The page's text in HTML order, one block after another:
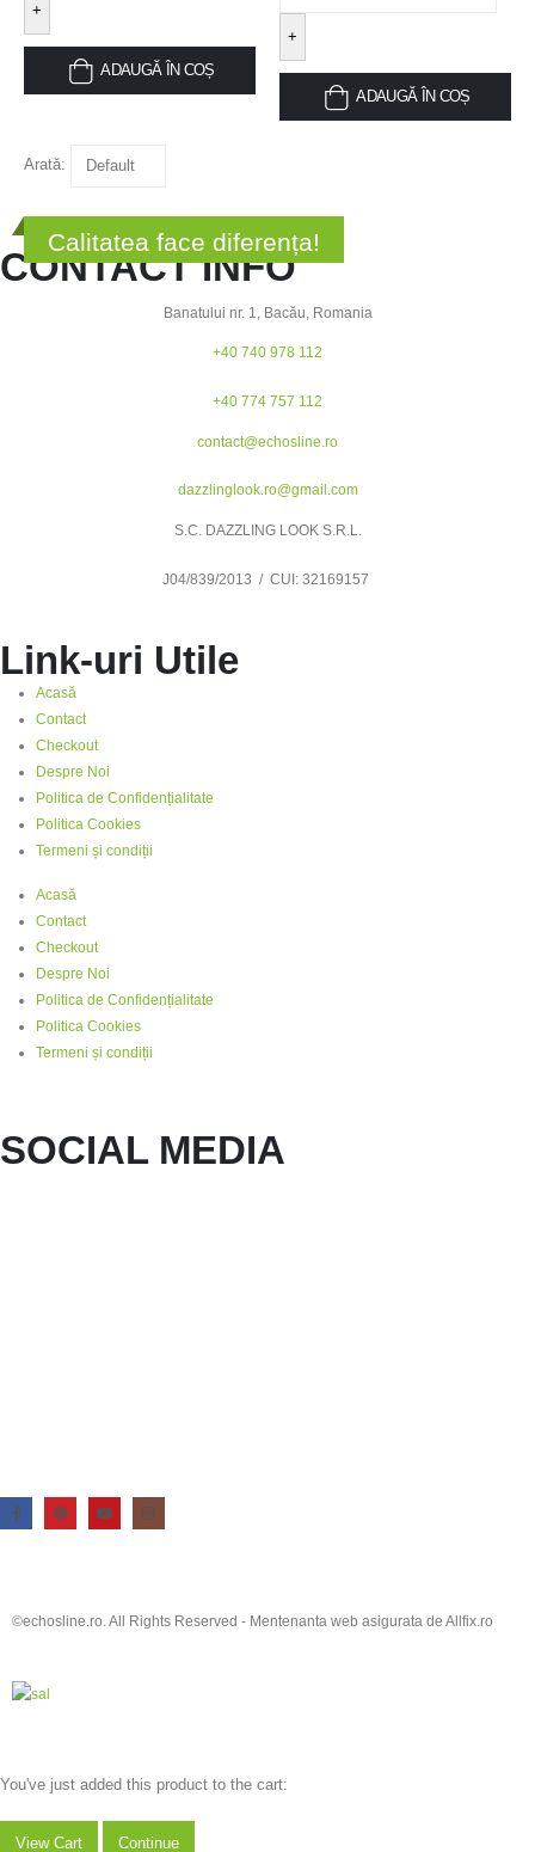
+
ADAUGĂ ÎN COȘ
+
ADAUGĂ ÎN COȘ
Arată:
Calitatea face diferența!
CONTACT INFO
Banatului nr. 1, Bacău, Romania
+40 740 978 112
+40 774 757 112
contact@echosline.ro
dazzlinglook.ro@gmail.com
S.C. DAZZLING LOOK S.R.L.
J04/839/2013 / CUI: 32169157
Link-uri Utile
Acasă
Contact
Checkout
Despre Noi
Politica de Confidențialitate
Politica Cookies
Termeni și condiții
Acasă
Contact
Checkout
Despre Noi
Politica de Confidențialitate
Politica Cookies
Termeni și condiții
SOCIAL MEDIA
©echosline.ro. All Rights Reserved - Mentenanta web asigurata de Allfix.ro
You've just added this product to the cart:
View Cart Continue